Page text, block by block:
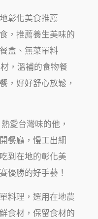
彰化美食推薦
，推薦養生美味的
盒、無菜單料
，溫補的食物餐
，好好舒心放鬆，
愛台灣味的他，
餐廳，慢工出細
到在地的彰化美
優勝的好手藝！
料理，選用在地農
食材，保留食材的